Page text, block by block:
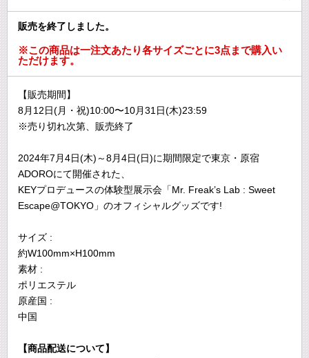
販売を終了しました。
※この商品は一注文あたり各サイズごとに3点まで購入い
ただけます。
【販売期間】
8月12日(月・祝)10:00〜10月31日(木)23:59
※売り切れ次第、販売終了
2024年7月4日(木)～8月4日(日)に期間限定で東京・原宿
ADOROにて開催された、
KEYプロデュースの体験型展示会「Mr. Freak’s Lab : Sweet
Escape@TOKYO」のオフィシャルグッズです!
サイズ :
約W100mm×H100mm
素材 :
ポリエステル
原産国 :
中国
【商品配送について】